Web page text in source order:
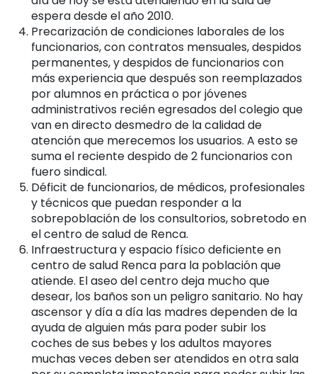
espera desde el año 2010.
Precarización de condiciones laborales de los
funcionarios, con contratos mensuales, despidos
permanentes, y despidos de funcionarios con
más experiencia que después son reemplazados
por alumnos en práctica o por jóvenes
administrativos recién egresados del colegio que
van en directo desmedro de la calidad de
atención que merecemos los usuarios. A esto se
suma el reciente despido de 2 funcionarios con
fuero sindical.
Déficit de funcionarios, de médicos, profesionales
y técnicos que puedan responder a la
sobrepoblación de los consultorios, sobretodo en
el centro de salud de Renca.
Infraestructura y espacio físico deficiente en
centro de salud Renca para la población que
atiende. El aseo del centro deja mucho que
desear, los baños son un peligro sanitario. No hay
ascensor y día a día las madres dependen de la
ayuda de alguien más para poder subir los
coches de sus bebes y los adultos mayores
muchas veces deben ser atendidos en otra sala